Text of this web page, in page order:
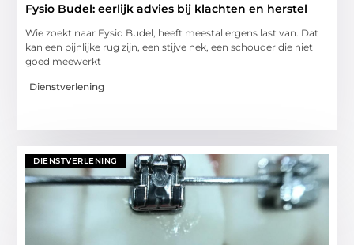
Fysio Budel: eerlijk advies bij klachten en herstel
Wie zoekt naar Fysio Budel, heeft meestal ergens last van. Dat
kan een pijnlijke rug zijn, een stijve nek, een schouder die niet
goed meewerkt
Dienstverlening
DIENSTVERLENING